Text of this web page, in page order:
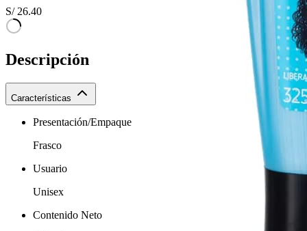
S/ 26.40
Descripción
Características
Presentación/Empaque
Frasco
Usuario
Unisex
Contenido Neto